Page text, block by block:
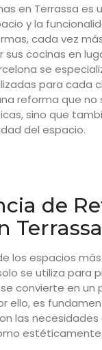
en Terrassa es
y la
cada vez
cocinas en
se
para cada
reforma que no
sino que
del espacio.
de
Terrassa
los espacios
se utiliza para
convierte en un
ello, es
las
estéticamente.